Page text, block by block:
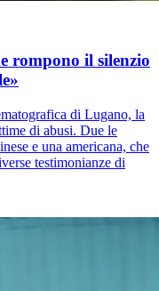
rompono il silenzio
di Lugano, la
di abusi. Due le
e una americana, che
testimonianze di